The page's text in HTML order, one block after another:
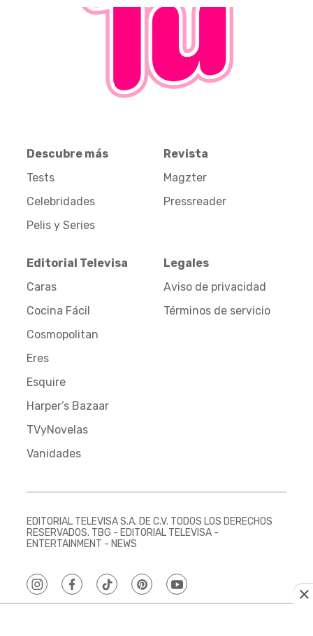
Descubre más
Tests
Celebridades
Pelis y Series
Revista
Magzter
Pressreader
Editorial Televisa
Caras
Cocina Fácil
Cosmopolitan
Eres
Esquire
Harper’s Bazaar
TVyNovelas
Vanidades
Legales
Aviso de privacidad
Términos de servicio
EDITORIAL TELEVISA S.A. DE C.V. TODOS LOS DERECHOS
RESERVADOS. TBG - EDITORIAL TELEVISA -
ENTERTAINMENT - NEWS
instagramfacebooktiktokpinterestyoutube